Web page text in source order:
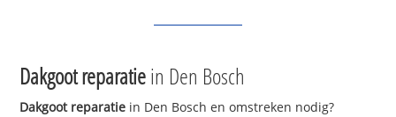
Dakgoot reparatiein Den Bosch
Dakgoot reparatie in Den Bosch en omstreken nodig?